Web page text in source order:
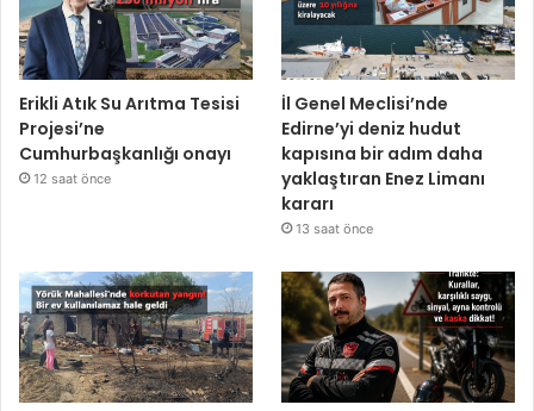
Erikli Atık Su Arıtma Tesisi
Projesi’ne
Cumhurbaşkanlığı onayı
12 saat önce
İl Genel Meclisi’nde
Edirne’yi deniz hudut
kapısına bir adım daha
yaklaştıran Enez Limanı
kararı
13 saat önce